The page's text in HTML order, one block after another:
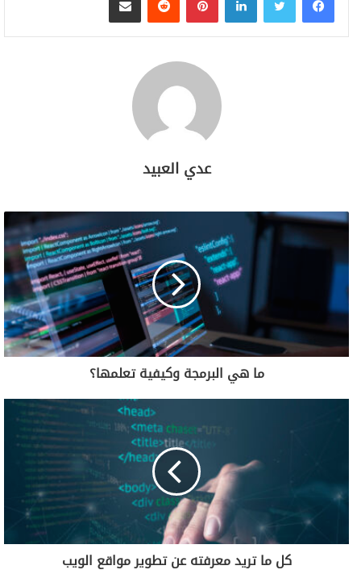
عدي العبيد
ما هي البرمجة وكيفية تعلمها؟
كل ما تريد معرفته عن تطوير مواقع الويب